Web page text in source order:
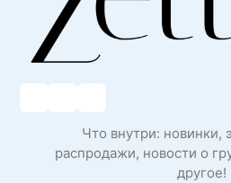
Что внутри: новинки,
распродажи, новости о
другое!